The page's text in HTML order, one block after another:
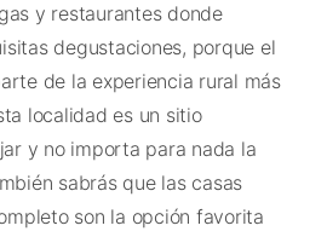
y restaurantes donde
degustaciones, porque el
de la experiencia rural más
localidad es un sitio
y no importa para nada la
sabrás que las casas
son la opción favorita